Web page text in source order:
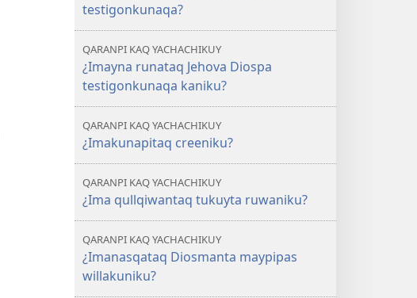
testigonkunaqa?
QARANPI KAQ YACHACHIKUY
¿Imayna runataq Jehova Diospa
testigonkunaqa kaniku?
QARANPI KAQ YACHACHIKUY
¿Imakunapitaq creeniku?
QARANPI KAQ YACHACHIKUY
¿Ima qullqiwantaq tukuyta ruwaniku?
QARANPI KAQ YACHACHIKUY
¿Imanasqataq Diosmanta maypipas
willakuniku?